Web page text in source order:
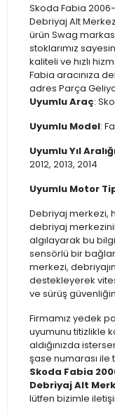
Skoda Fabia 2006-
Debriyaj Alt
ürün Swag
stoklarımız
kaliteli ve hızlı
Fabia aracınıza
adres Parça
Uyumlu Araç:
Uyumlu Model:
Uyumlu Yıl
2012, 2013, 2014
Uyumlu Motor
Debriyaj merkezi,
debriyaj
algılayarak bu
sensörlü bir
merkezi,
destekleyerek
ve sürüş
Firmamız yedek
uyumunu titizlikle
aldığınızda
şase numarası ile
Skoda Fabia
Debriyaj Alt
lütfen bizimle